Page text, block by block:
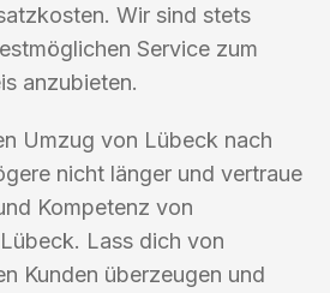
Wir sind stets
Service zum
anzubieten.
Umzug von Lübeck nach
nicht länger und vertraue
Kompetenz von
Lass dich von
Kunden überzeugen und